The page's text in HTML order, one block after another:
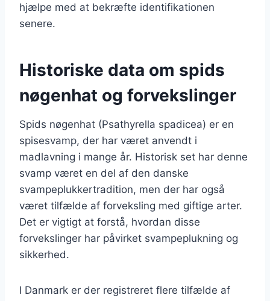
hjælpe med at bekræfte identifikationen
senere.
Historiske data om spids
nøgenhat og forvekslinger
Spids nøgenhat (Psathyrella spadicea) er en
spisesvamp, der har været anvendt i
madlavning i mange år. Historisk set har denne
svamp været en del af den danske
svampeplukkertradition, men der har også
været tilfælde af forveksling med giftige arter.
Det er vigtigt at forstå, hvordan disse
forvekslinger har påvirket svampeplukning og
sikkerhed.
I Danmark er der registreret flere tilfælde af